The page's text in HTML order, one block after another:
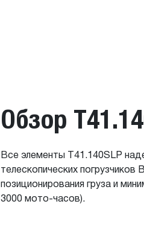
Обзор
Все элементы T41.140SLP
телескопических
позиционирования груза и
3000 мото-часов).